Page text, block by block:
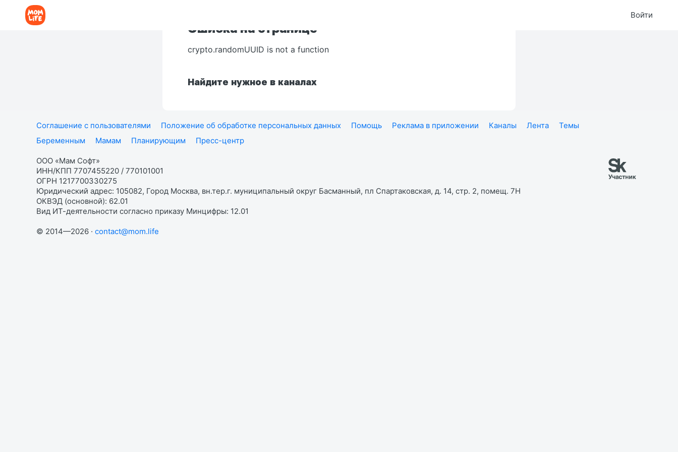
Войти
Ошибка на странице
crypto.randomUUID is not a function
Найдите нужное в каналах
Соглашение с пользователями Положение об обработке персональных данных Помощь Реклама в приложении Каналы Лента
Темы
Беременным
Мамам Планирующим Пресс-центр
ООО «Мам Софт»
ИНН/КПП 7707455220 / 770101001
ОГРН 1217700330275
Юридический адрес: 105082, Город Москва, вн.тер.г. муниципальный округ Басманный, пл Спартаковская, д. 14, стр. 2, помещ. 7Н
ОКВЭД (основной): 62.01
Вид ИТ-деятельности согласно приказу Минцифры: 12.01
© 2014—2026 · contact@mom.life